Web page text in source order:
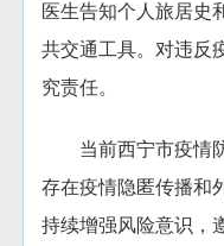
医生告知个人旅居史
共交通工具。对违反
究责任。
当前西宁市疫情防
存在疫情隐匿传播和
持续增强风险意识，